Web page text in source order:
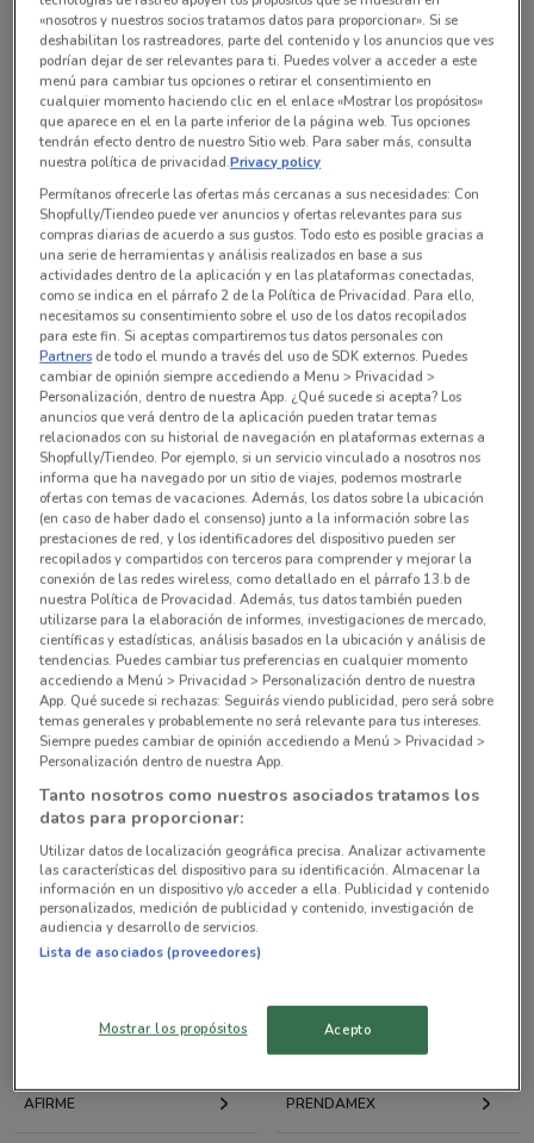
En este momento no hay ofertas vigentes
Sucursales Banjercito alrededor
no hay tiendas cercanas
AFIRME PRENDAMEX
«nosotros y nuestros socios tratamos datos para proporcionar». Si se
deshabilitan los rastreadores, parte del contenido y los anuncios que ves
podrían dejar de ser relevantes para ti. Puedes volver a acceder a este
menú para cambiar tus opciones o retirar el consentimiento en
cualquier momento haciendo clic en el enlace «Mostrar los propósitos»
que aparece en el en la parte inferior de la página web. Tus opciones
tendrán efecto dentro de nuestro Sitio web. Para saber más, consulta
nuestra política de privacidad.Privacy policy
Permítanos ofrecerle las ofertas más cercanas a sus necesidades: Con
Shopfully/Tiendeo puede ver anuncios y ofertas relevantes para sus
compras diarias de acuerdo a sus gustos. Todo esto es posible gracias a
una serie de herramientas y análisis realizados en base a sus
actividades dentro de la aplicación y en las plataformas conectadas,
como se indica en el párrafo 2 de la Política de Privacidad. Para ello,
necesitamos su consentimiento sobre el uso de los datos recopilados
para este fin. Si aceptas compartiremos tus datos personales con
Partners de todo el mundo a través del uso de SDK externos. Puedes
cambiar de opinión siempre accediendo a Menu > Privacidad >
Personalización, dentro de nuestra App. ¿Qué sucede si acepta? Los
anuncios que verá dentro de la aplicación pueden tratar temas
relacionados con su historial de navegación en plataformas externas a
Shopfully/Tiendeo. Por ejemplo, si un servicio vinculado a nosotros nos
informa que ha navegado por un sitio de viajes, podemos mostrarle
ofertas con temas de vacaciones. Además, los datos sobre la ubicación
(en caso de haber dado el consenso) junto a la información sobre las
prestaciones de red, y los identificadores del dispositivo pueden ser
recopilados y compartidos con terceros para comprender y mejorar la
conexión de las redes wireless, como detallado en el párrafo 13.b de
nuestra Política de Provacidad. Además, tus datos también pueden
utilizarse para la elaboración de informes, investigaciones de mercado,
científicas y estadísticas, análisis basados en la ubicación y análisis de
tendencias. Puedes cambiar tus preferencias en cualquier momento
accediendo a Menú > Privacidad > Personalización dentro de nuestra
App. Qué sucede si rechazas: Seguirás viendo publicidad, pero será sobre
temas generales y probablemente no será relevante para tus intereses.
Siempre puedes cambiar de opinión accediendo a Menú > Privacidad >
Personalización dentro de nuestra App.
Tanto nosotros como nuestros asociados tratamos los
datos para proporcionar:
Utilizar datos de localización geográfica precisa. Analizar activamente
las características del dispositivo para su identificación. Almacenar la
información en un dispositivo y/o acceder a ella. Publicidad y contenido
personalizados, medición de publicidad y contenido, investigación de
audiencia y desarrollo de servicios.
Lista de asociados (proveedores)
Mostrar los propósitos Acepto